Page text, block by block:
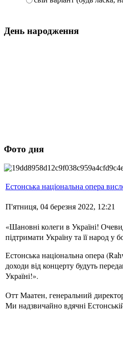
День народження
Фото дня
Естонська національна опера
П'ятниця, 04 березня 2022, 12:21
«Шановні колеги в Україні!
підтримати Україну та її народ у
Естонська національна опера
доходи від концерту будуть
Україні!».
Отт Маатен, генеральний
Ми надзвичайно вдячні